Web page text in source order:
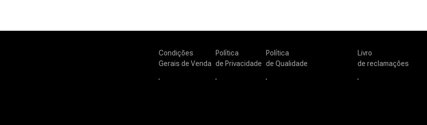
Condições
Gerais de Venda
Política
de Privacidade
Política
de Qualidade
Livro
de reclamações